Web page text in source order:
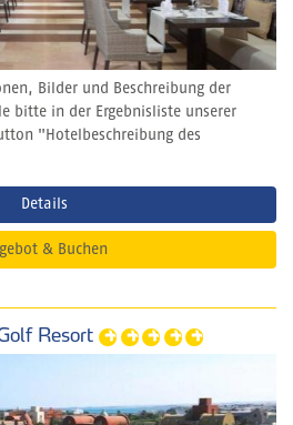
Bilder und Beschreibung der
bitte in der Ergebnisliste unserer
"Hotelbeschreibung des
Details
& Buchen
Resort